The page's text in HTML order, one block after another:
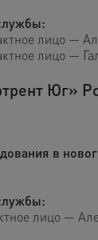
лицо —
лицо —
Юг»
в
лицо —